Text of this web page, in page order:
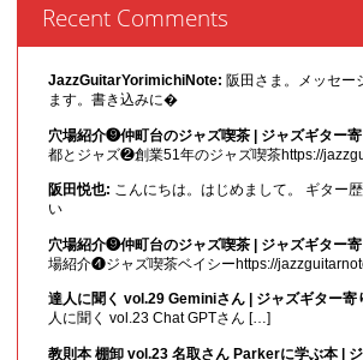
Recent Comments
JazzGuitarYorimichiNote: 阪田さま。メッセー
ます。書き込みに�
穴場紹介❾仲町台のジャズ喫茶 | ジャズギター
都とジャズ❷創業51年のジャズ喫茶https://
阪田悦也: こんにちは。はじめまして。 ギター
い
穴場紹介❾仲町台のジャズ喫茶 | ジャズギター
場紹介❹ジャズ喫茶ベイシーhttps://
達人に聞く vol.29 Geminiさん | ジャズギター寄
人に聞く vol.23 Chat GPTさん […]
教則本 棚卸 vol.23 名取さん Parkerに学ぶ本 |